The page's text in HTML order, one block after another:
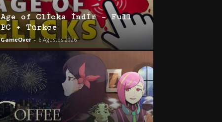
Age of Clicks İndir – Full
PC + Türkçe
GameOver - 6 Ağustos 2026